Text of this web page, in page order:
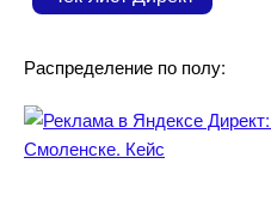
Распределение по полу: